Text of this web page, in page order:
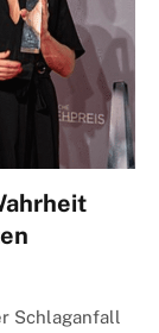
Schlaganfall